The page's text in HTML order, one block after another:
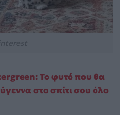
Το φυτό που θα
στο σπίτι σου όλο